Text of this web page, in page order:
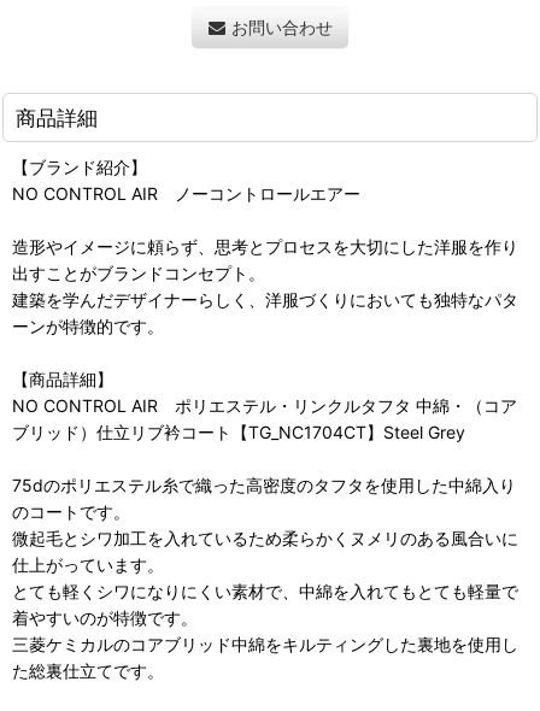
お問い合わせ
商品詳細
【ブランド紹介】
NO CONTROL AIR ノーコントロールエアー
造形やイメージに頼らず、思考とプロセスを大切にした洋服を作り
出すことがブランドコンセプト。
建築を学んだデザイナーらしく、洋服づくりにおいても独特なパタ
ーンが特徴的です。
【商品詳細】
NO CONTROL AIR ポリエステル・リンクルタフタ 中綿・（コア
ブリッド）仕立リブ衿コート【TG_NC1704CT】Steel Grey
75dのポリエステル糸で織った高密度のタフタを使用した中綿入り
のコートです。
微起毛とシワ加工を入れているため柔らかくヌメリのある風合いに
仕上がっています。
とても軽くシワになりにくい素材で、中綿を入れてもとても軽量で
着やすいのが特徴です。
三菱ケミカルのコアブリッド中綿をキルティングした裏地を使用し
た総裏仕立てです。